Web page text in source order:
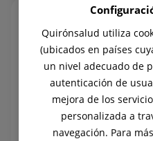
Quirónsalud utiliza
(ubicados en países
un nivel adecuado de
autenticación de
mejora de los
personalizada a
navegación. Para